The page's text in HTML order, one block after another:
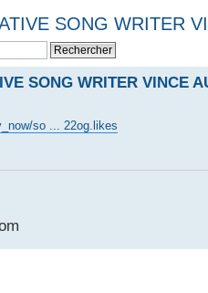
SONG WRITER
SONG WRITER VINCE
so ... 22og.likes